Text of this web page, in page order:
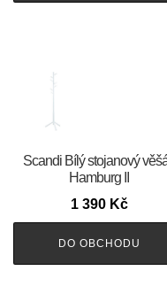
Scandi Bílý stojanový
Hamburg II
1 390 Kč
DO OBCHODU